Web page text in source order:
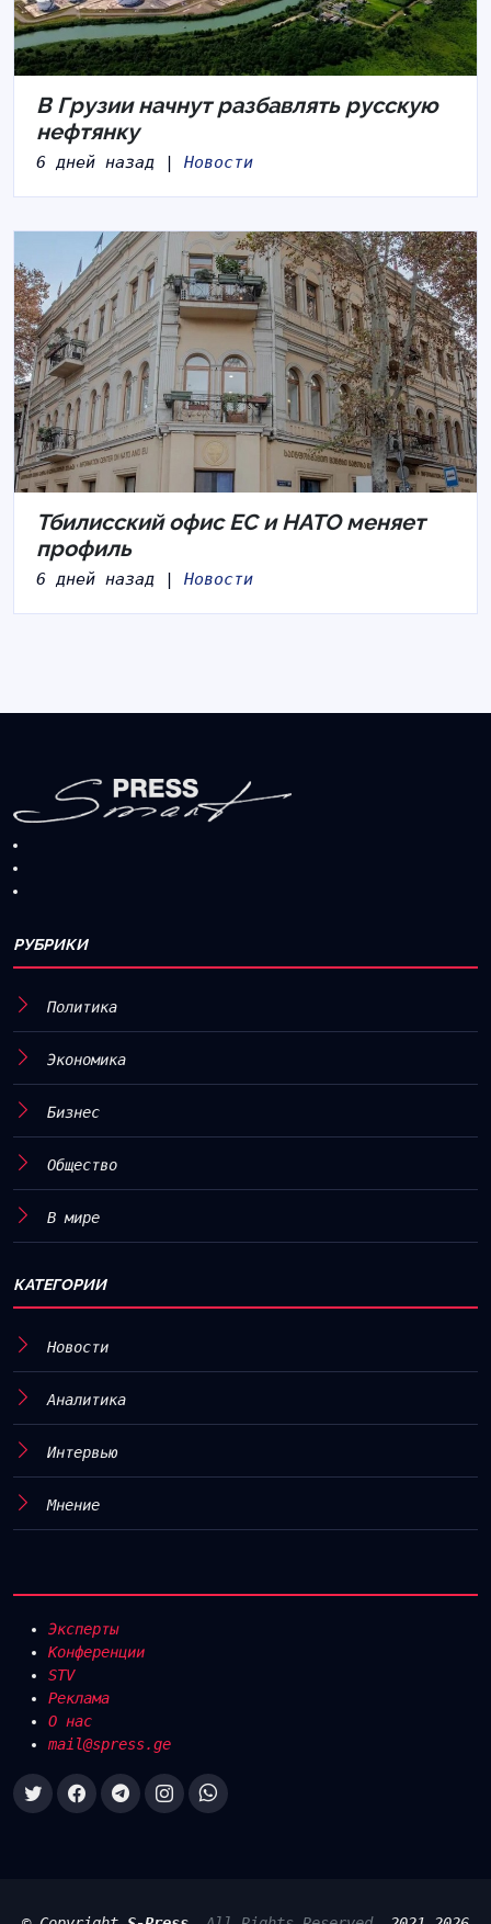
В Грузии начнут разбавлять русскую
нефтянку
6 дней назад | Новости
Тбилисский офис ЕС и НАТО меняет
профиль
6 дней назад | Новости
РУБРИКИ
Политика
Экономика
Бизнес
Общество
В мире
КАТЕГОРИИ
Новости
Аналитика
Интервью
Мнение
Эксперты
Конференции
STV
Реклама
О нас
mail@spress.ge